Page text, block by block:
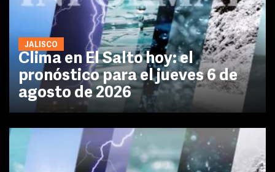
JALISCO
Clima en El Salto hoy: el
pronóstico para el jueves 6 de
agosto de 2026